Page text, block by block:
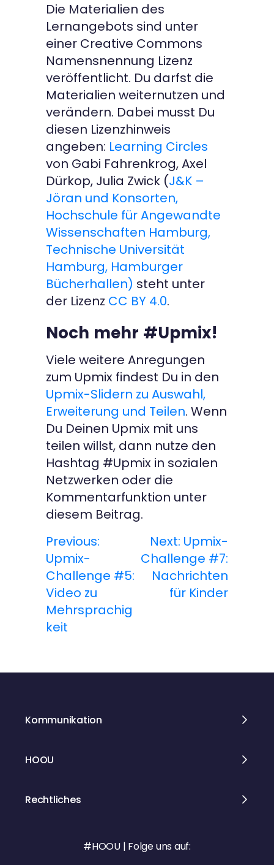
Die Materialien des
Lernangebots sind unter
einer Creative Commons
Namensnennung Lizenz
veröffentlicht. Du darfst die
Materialien weiternutzen und
verändern. Dabei musst Du
diesen Lizenzhinweis
angeben: Learning Circles
von Gabi Fahrenkrog, Axel
Dürkop, Julia Zwick (J&K –
Jöran und Konsorten,
Hochschule für Angewandte
Wissenschaften Hamburg,
Technische Universität
Hamburg, Hamburger
Bücherhallen) steht unter
der Lizenz CC BY 4.0.
Noch mehr #Upmix!
Viele weitere Anregungen
zum Upmix findest Du in den
Upmix-Slidern zu Auswahl,
Erweiterung und Teilen. Wenn
Du Deinen Upmix mit uns
teilen willst, dann nutze den
Hashtag #Upmix in sozialen
Netzwerken oder die
Kommentarfunktion unter
diesem Beitrag.
B
e
i
t
n
Previous:
Upmix-
Challenge #5:
Video zu
Mehrsprachig
keit
Next: Upmix-
Challenge #7:
Nachrichten
für Kinder
Kommunikation
HOOU
Rechtliches
#HOOU | Folge uns auf: